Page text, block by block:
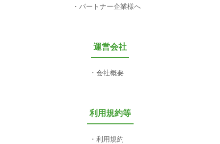
パートナー企業様へ
運営会社
会社概要
利用規約等
利用規約